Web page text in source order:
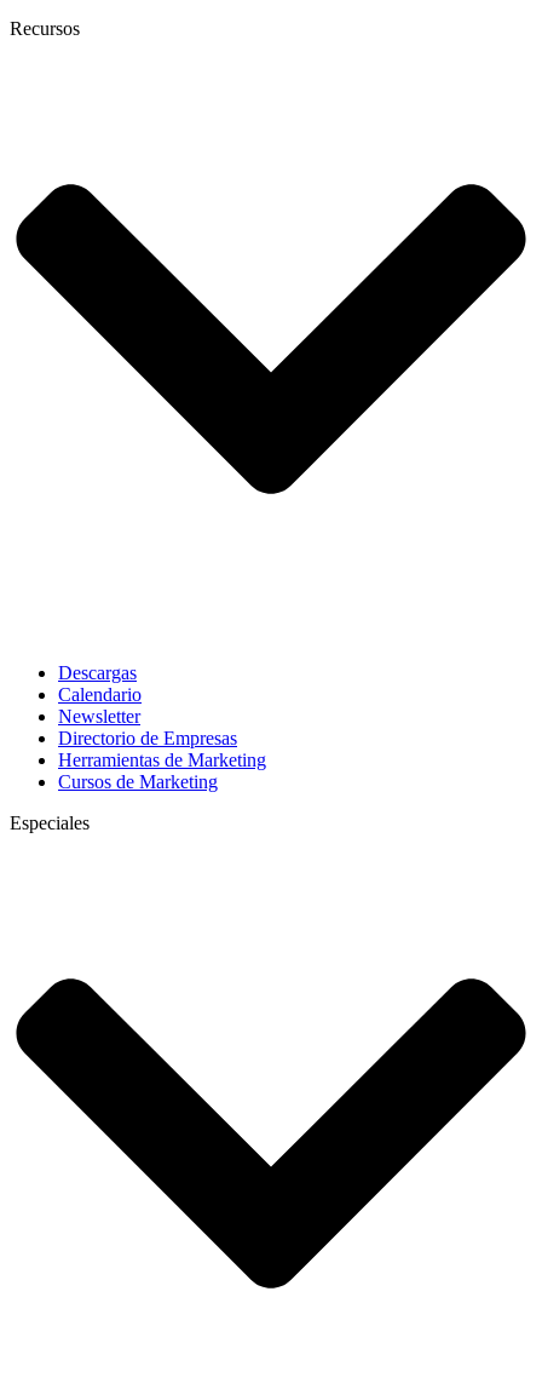
Recursos
Descargas
Calendario
Newsletter
Directorio de Empresas
Herramientas de Marketing
Cursos de Marketing
Especiales